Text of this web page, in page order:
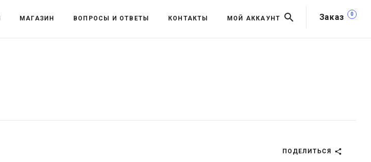
Заказ 0
МАГАЗИН ВОПРОСЫ И ОТВЕТЫ КОНТАКТЫ МОЙ АККАУНТ
ПОДЕЛИТЬСЯ